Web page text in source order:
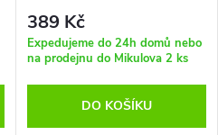
389 Kč
Expedujeme do 24h domů nebo
na prodejnu do Mikulova 2 ks
DO KOŠÍKU